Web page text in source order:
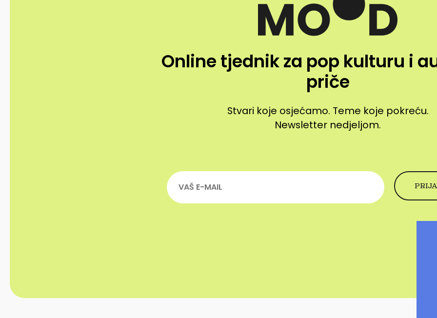
Online tjednik za pop kulturu i
priče
Stvari koje osjećamo. Teme koje pokreću.
Newsletter nedjeljom.